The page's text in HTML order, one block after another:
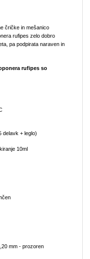
čričke in mešanico
rufipes zelo dobro
pa podpirata naraven in
rufipes so
delavk + leglo)
10ml
mm - prozoren